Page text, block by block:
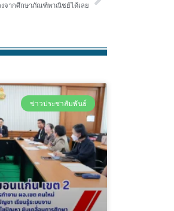
จากศึกษาภัณฑ์พาณิชย์ได้เลย
ข่าวประชาสัมพันธ์